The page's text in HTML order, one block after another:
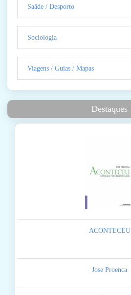
Saãde / Desporto
Sociologia
Viagens / Guias / Mapas
Destaques
ACONTECEU
Jose Proenca